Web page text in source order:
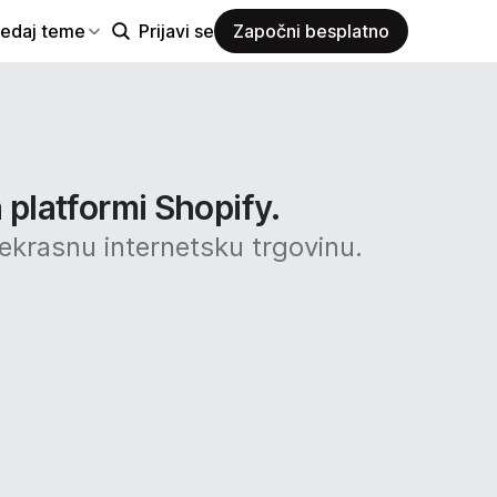
teme Prijavi se Započni besplatno
platformi Shopify.
internetsku trgovinu.